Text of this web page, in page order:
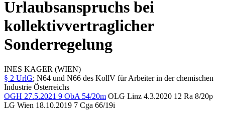
Urlaubsanspruchs bei
kollektivvertraglicher
Sonderregelung
INES KAGER (WIEN)
§ 2 UrlG; N64 und N66 des KollV für Arbeiter in der chemischen
Industrie Österreichs
OGH 27.5.2021 9 ObA 54/20m OLG Linz 4.3.2020 12 Ra 8/20p
LG Wien 18.10.2019 7 Cga 66/19i